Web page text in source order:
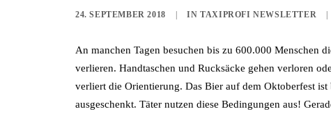
24. SEPTEMBER 2018 INTAXIPROFI NEWSLETTER
An manchen Tagen besuchen bis zu 600.000 Menschen
verlieren. Handtaschen und Rucksäcke gehen verloren
verliert die Orientierung. Das Bier auf dem Oktoberfest
ausgeschenkt. Täter nutzen diese Bedingungen aus!